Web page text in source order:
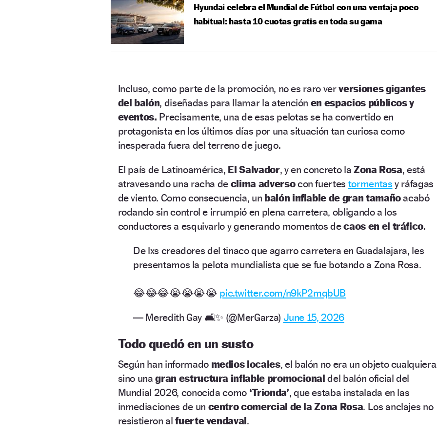
Hyundai celebra el Mundial de Fútbol con una ventaja poco
habitual: hasta 10 cuotas gratis en toda su gama
Incluso, como parte de la promoción, no es raro verversiones gigantes
del balón, diseñadas para llamar la atención en espacios públicos y
eventos. Precisamente, una de esas pelotas se ha convertido en
protagonista en los últimos días por una situación tan curiosa como
inesperada fuera del terreno de juego.
El país de Latinoamérica, El Salvador, y en concreto la Zona Rosa, está
atravesando una racha de clima adversocon fuertes tormentas y ráfagas
de viento. Como consecuencia, un balón inflable de gran tamañoacabó
rodando sin control e irrumpió en plena carretera, obligando a los
conductores a esquivarlo y generando momentos decaos en el tráfico.
De lxs creadores del tinaco que agarro carretera en Guadalajara, les
presentamos la pelota mundialista que se fue botando a Zona Rosa.
😂😂😂😭😭😭😭 pic.twitter.com/n9kP2mqbUB
— Meredith Gay 🛋️✨ (@MerGarza) June 15, 2026
Todo quedó en un susto
Según han informado medios locales, el balón no era un objeto
sino unagran estructura inflable promocional del balón oficial del
Mundial 2026, conocida como ‘Trionda’, que estaba instalada en las
inmediaciones de un centro comercial de la Zona Rosa. Los anclajes no
resistieron alfuerte vendaval.